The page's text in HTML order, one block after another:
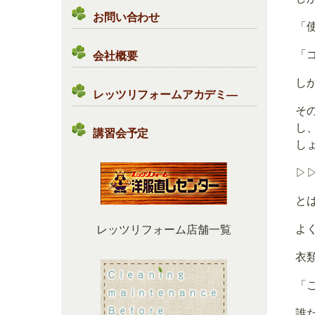
お問い合わせ
会社概要
レッツリフォームアカデミ―
講習会予定
レッツリフォーム店舗一覧
「
「
し
そ
し
し
と
よ
衣
「